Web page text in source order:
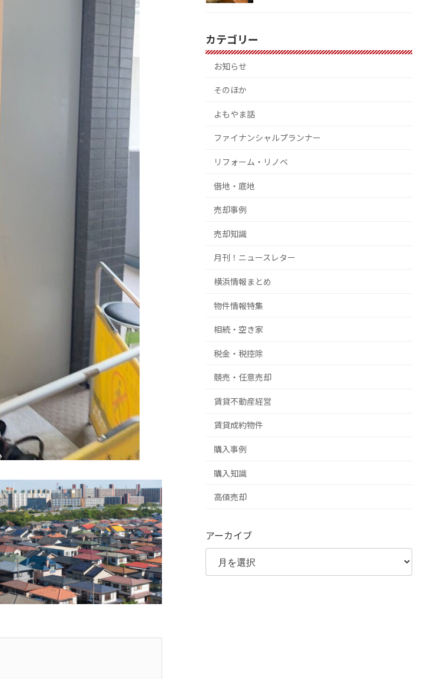
カテゴリー
お知らせ
そのほか
よもやま話
ファイナンシャルプランナー
リフォーム・リノベ
借地・底地
売却事例
売却知識
月刊！ニュースレター
横浜情報まとめ
物件情報特集
相続・空き家
税金・税控除
競売・任意売却
賃貸不動産経営
賃貸成約物件
購入事例
購入知識
高値売却
アーカイブ